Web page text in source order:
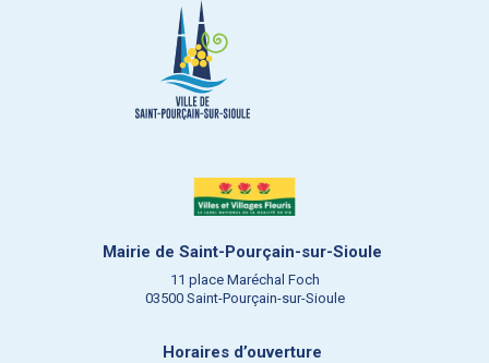
Mairie de Saint-Pourçain-sur-Sioule
11 place Maréchal Foch
03500 Saint-Pourçain-sur-Sioule
Horaires d’ouverture